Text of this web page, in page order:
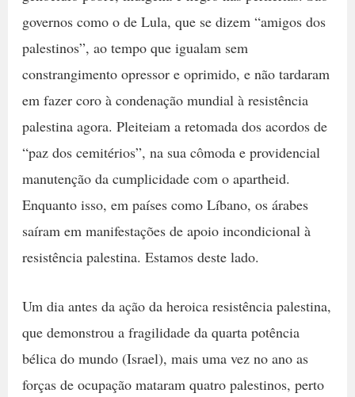
governos como o de Lula, que se dizem “amigos dos
palestinos”, ao tempo que igualam sem
constrangimento opressor e oprimido, e não tardaram
em fazer coro à condenação mundial à resistência
palestina agora. Pleiteiam a retomada dos acordos de
“paz dos cemitérios”, na sua cômoda e providencial
manutenção da cumplicidade com o apartheid.
Enquanto isso, em países como Líbano, os árabes
saíram em manifestações de apoio incondicional à
resistência palestina. Estamos deste lado.
Um dia antes da ação da heroica resistência palestina,
que demonstrou a fragilidade da quarta potência
bélica do mundo (Israel), mais uma vez no ano as
forças de ocupação mataram quatro palestinos, perto